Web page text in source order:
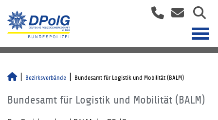
Bezirksverbände Bundesamt für Logistik und Mobilität (BALM)
Bundesamt für Logistik und Mobilität (BALM)